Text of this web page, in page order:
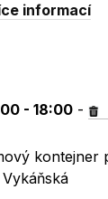
informací
- 18:00 -
kontejner